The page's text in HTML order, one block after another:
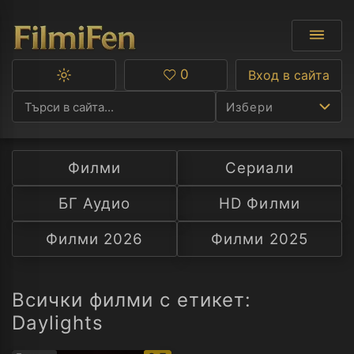
Избери
Ф
С
А
Превключване
тъмна
тема
Любими
0 Вход в сайта
Филми
Сериали
БГ Аудио
HD Филми
Филми 2026
Филми 2025
Всички филми с етикет:
Daylights